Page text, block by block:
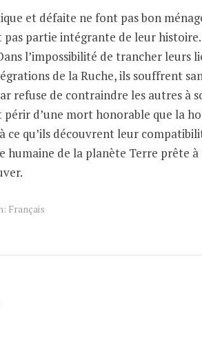
et défaite ne font pas bon
pas partie intégrante de leur
l’impossibilité de trancher leurs
de la Ruche, ils souffrent
refuse de contraindre les autres à
d’une mort honorable que la
ce qu’ils découvrent leur
humaine de la planète Terre prête
Français